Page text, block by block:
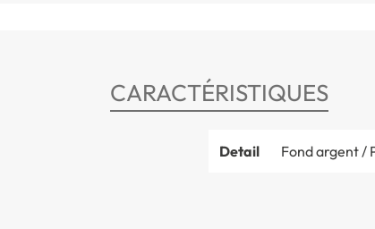
CARACTÉRISTIQUES
Detail Fond argent /